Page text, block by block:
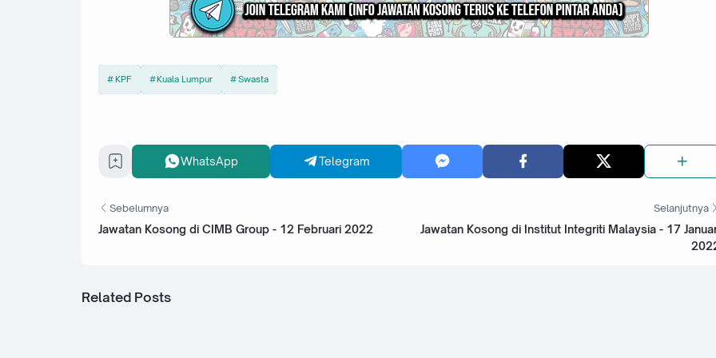
KPF Kuala Lumpur Swasta
WhatsApp Telegram
Sebelumnya
Jawatan Kosong di CIMB Group - 12 Februari 2022
Selanjutnya
Jawatan Kosong di Institut Integriti Malaysia - 17
Related Posts